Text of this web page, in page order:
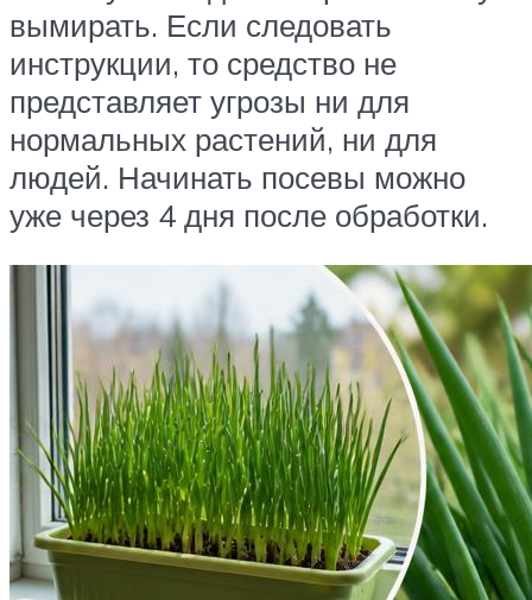
вымирать. Если следовать
инструкции, то средство не
представляет угрозы ни для
нормальных растений, ни для
людей. Начинать посевы можно
уже через 4 дня после обработки.